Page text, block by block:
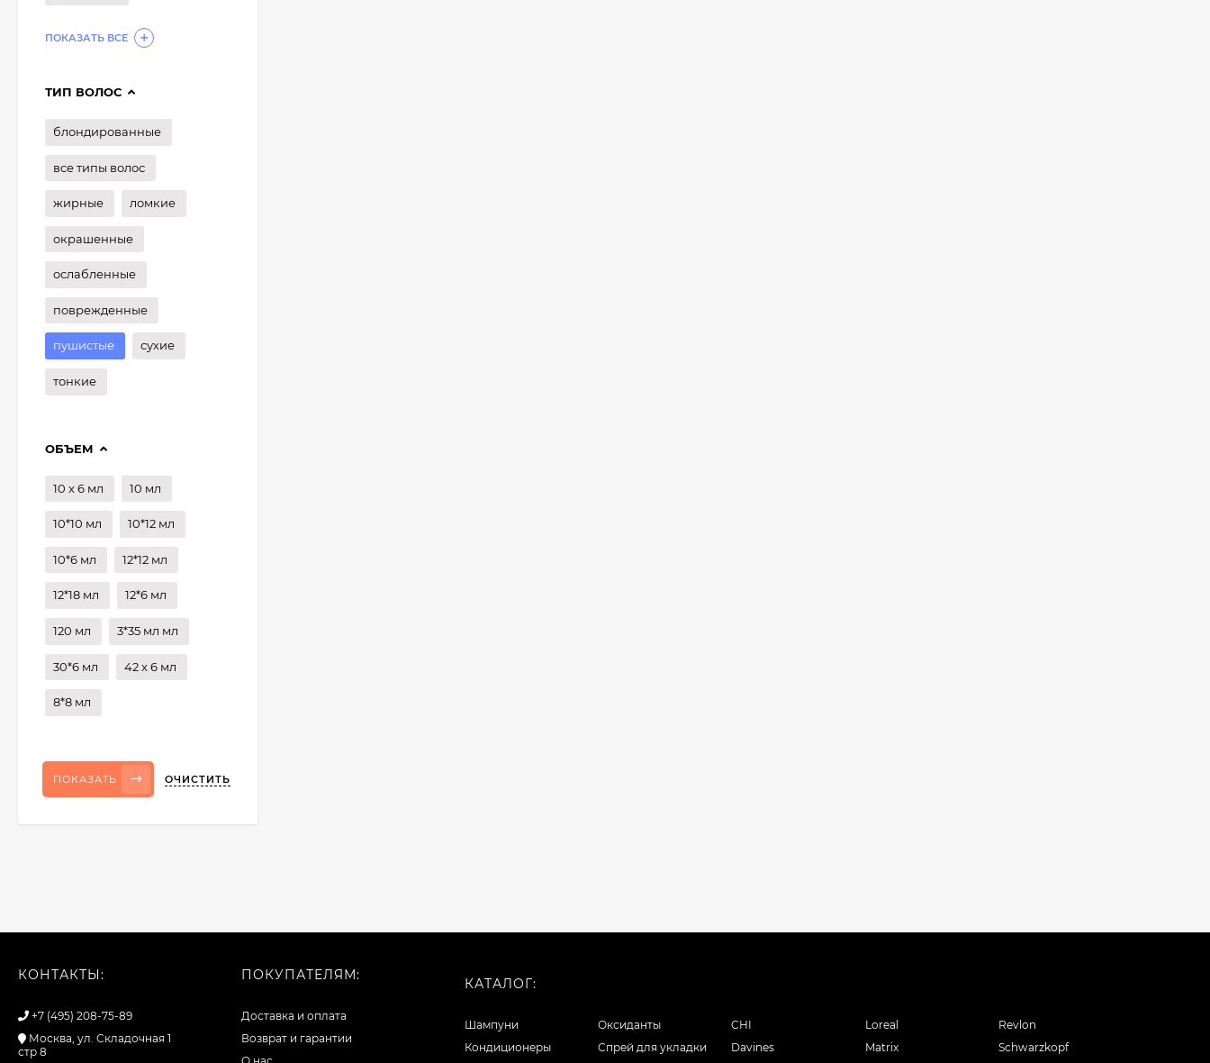
ПОКАЗАТЬ ВСЕ
ТИП ВОЛОС
блондированные
все типы волос
жирные ломкие
окрашенные
ослабленные
поврежденные
пушистые сухие
тонкие
ОБЪЕМ
10 x 6 мл 10 мл
10*10 мл 10*12 мл
10*6 мл 12*12 мл
12*18 мл 12*6 мл
120 мл 3*35 мл мл
30*6 мл 42 x 6 мл
8*8 мл
ПОКАЗАТЬ ОЧИСТИТЬ
КОНТАКТЫ:
+7 (495) 208-75-89
Москва, ул. Складочная 1
стр 8
ПОКУПАТЕЛЯМ:
Доставка и оплата
Возврат и гарантии
КАТАЛОГ:
Шампуни
Кондиционеры
Оксиданты
Спрей для укладки
CHI
Davines
Loreal
Matrix
Revlon
Schwarzkopf